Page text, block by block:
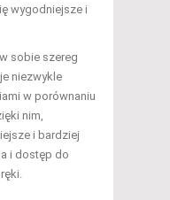
wygodniejsze i
sobie szereg
niezwykle
w porównaniu
nim,
i bardziej
i dostęp do